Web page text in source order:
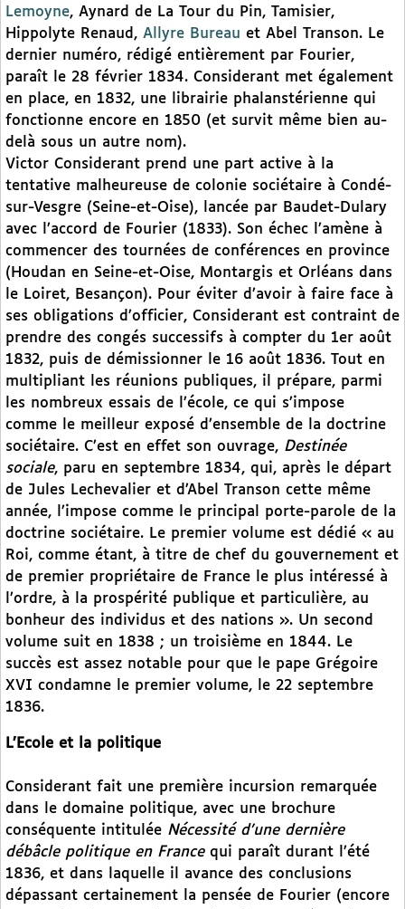
Lemoyne, Aynard de La Tour du Pin, Tamisier,
Hippolyte Renaud, Allyre Bureau et Abel Transon. Le
dernier numéro, rédigé entièrement par Fourier,
paraît le 28 février 1834. Considerant met également
en place, en 1832, une librairie phalanstérienne qui
fonctionne encore en 1850 (et survit même bien au-
delà sous un autre nom).
Victor Considerant prend une part active à la
tentative malheureuse de colonie sociétaire à Condé-
sur-Vesgre (Seine-et-Oise), lancée par Baudet-Dulary
avec l’accord de Fourier (1833). Son échec l’amène à
commencer des tournées de conférences en province
(Houdan en Seine-et-Oise, Montargis et Orléans dans
le Loiret, Besançon). Pour éviter d’avoir à faire face à
ses obligations d’officier, Considerant est contraint de
prendre des congés successifs à compter du 1er août
1832, puis de démissionner le 16 août 1836. Tout en
multipliant les réunions publiques, il prépare, parmi
les nombreux essais de l’école, ce qui s’impose
comme le meilleur exposé d’ensemble de la doctrine
sociétaire. C’est en effet son ouvrage, Destinée
sociale, paru en septembre 1834, qui, après le départ
de Jules Lechevalier et d’Abel Transon cette même
année, l’impose comme le principal porte-parole de la
doctrine sociétaire. Le premier volume est dédié « au
Roi, comme étant, à titre de chef du gouvernement et
de premier propriétaire de France le plus intéressé à
l’ordre, à la prospérité publique et particulière, au
bonheur des individus et des nations ». Un second
volume suit en 1838 ; un troisième en 1844. Le
succès est assez notable pour que le pape Grégoire
XVI condamne le premier volume, le 22 septembre
1836.
L’Ecole et la politique
Considerant fait une première incursion remarquée
dans le domaine politique, avec une brochure
conséquente intitulée Nécessité d’une dernière
débâcle politique en Francequi paraît durant l’été
1836, et dans laquelle il avance des conclusions
dépassant certainement la pensée de Fourier (encore